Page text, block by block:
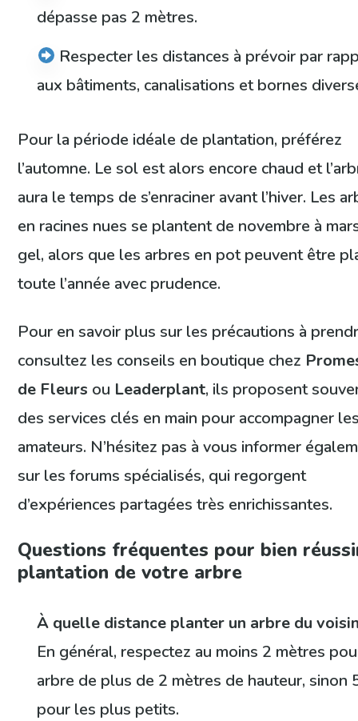
dépasse pas 2 mètres.
Respecter les distances à prévoir par
aux bâtiments, canalisations et bornes
Pour la période idéale de plantation, préférez
l’automne. Le sol est alors encore chaud et
aura le temps de s’enraciner avant l’hiver. Les
en racines nues se plantent de novembre à
gel, alors que les arbres en pot peuvent être
toute l’année avec prudence.
Pour en savoir plus sur les précautions à
consultez les conseils en boutique chez
de Fleurs ou Leaderplant, ils proposent
des services clés en main pour accompagner
amateurs. N’hésitez pas à vous informer
sur les forums spécialisés, qui regorgent
d’expériences partagées très enrichissantes.
Questions fréquentes pour bien
plantation de votre arbre
À quelle distance planter un arbre du
En général, respectez au moins 2 mètres
arbre de plus de 2 mètres de hauteur, sinon
pour les plus petits.